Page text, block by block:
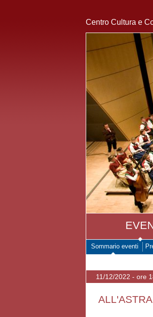
Centro Cultura e
Sommario eventi
11/12/2022 - ore